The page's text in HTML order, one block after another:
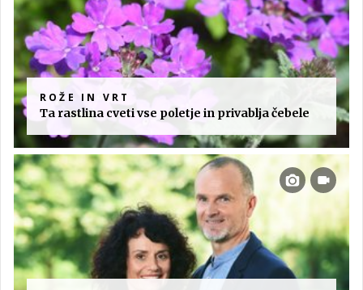
ROŽE IN VRT
Ta rastlina cveti vse poletje in privablja čebele